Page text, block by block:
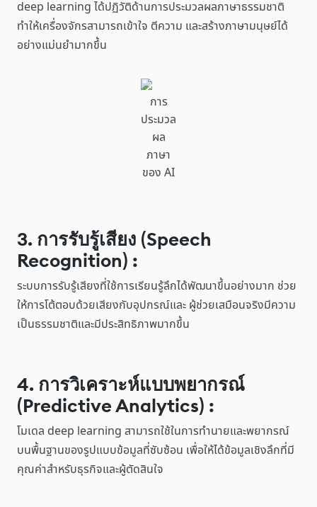
deep learning ได้ปฏิวัติด้านการประมวลผลภาษาธรรมชาติ
ทำให้เครื่องจักรสามารถเข้าใจ ตีความ และสร้างภาษามนุษย์ได้
อย่างแม่นยำมากขึ้น
การ
ประมวล
ผล
ภาษา
ของ AI
3. การรับรู้เสียง (Speech
Recognition) :
ระบบการรับรู้เสียงที่ใช้การเรียนรู้ลึกได้พัฒนาขึ้นอย่างมาก ช่วย
ให้การโต้ตอบด้วยเสียงกับอุปกรณ์และ ผู้ช่วยเสมือนจริงมีความ
เป็นธรรมชาติและมีประสิทธิภาพมากขึ้น
4. การวิเคราะห์แบบพยากรณ์
(Predictive Analytics) :
โมเดล deep learning สามารถใช้ในการทำนายและพยากรณ์
บนพื้นฐานของรูปแบบข้อมูลที่ซับซ้อน เพื่อให้ได้ข้อมูลเชิงลึกที่มี
คุณค่าสำหรับธุรกิจและผู้ตัดสินใจ